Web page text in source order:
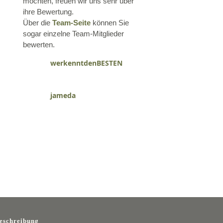
ihre Bewertung.
Über die Team-Seite können Sie
sogar einzelne Team-Mitglieder
bewerten.
werkenntdenBESTEN
jameda